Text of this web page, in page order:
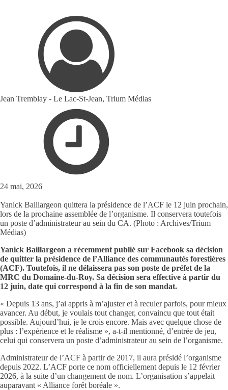
Jean Tremblay - Le Lac-St-Jean, Trium Médias
24 mai, 2026
Yanick Baillargeon quittera la présidence de l’ACF le 12 juin prochain,
lors de la prochaine assemblée de l’organisme. Il conservera toutefois
un poste d’administrateur au sein du CA. (Photo : Archives/Trium
Médias)
Yanick Baillargeon a récemment publié sur Facebook sa décision
de quitter la présidence de l’Alliance des communautés forestières
(ACF). Toutefois, il ne délaissera pas son poste de préfet de la
MRC du Domaine-du-Roy. Sa décision sera effective à partir du
12 juin, date qui correspond à la fin de son mandat.
« Depuis 13 ans, j’ai appris à m’ajuster et à reculer parfois, pour mieux
avancer. Au début, je voulais tout changer, convaincu que tout était
possible. Aujourd’hui, je le crois encore. Mais avec quelque chose de
plus : l’expérience et le réalisme », a-t-il mentionné, d’entrée de jeu,
celui qui conservera un poste d’administrateur au sein de l’organisme.
Administrateur de l’ACF à partir de 2017, il aura présidé l’organisme
depuis 2022. L’ACF porte ce nom officiellement depuis le 12 février
2026, à la suite d’un changement de nom. L’organisation s’appelait
auparavant « Alliance forêt boréale ».